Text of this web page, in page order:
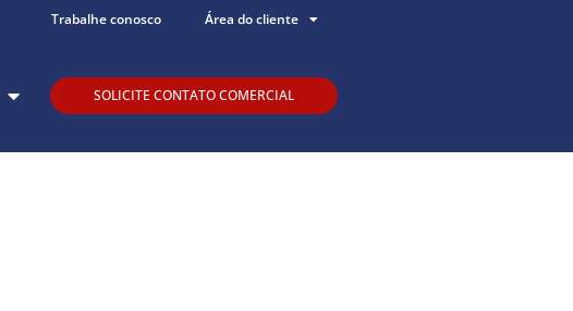
Trabalhe conosco Área do cliente
SOLICITE CONTATO COMERCIAL